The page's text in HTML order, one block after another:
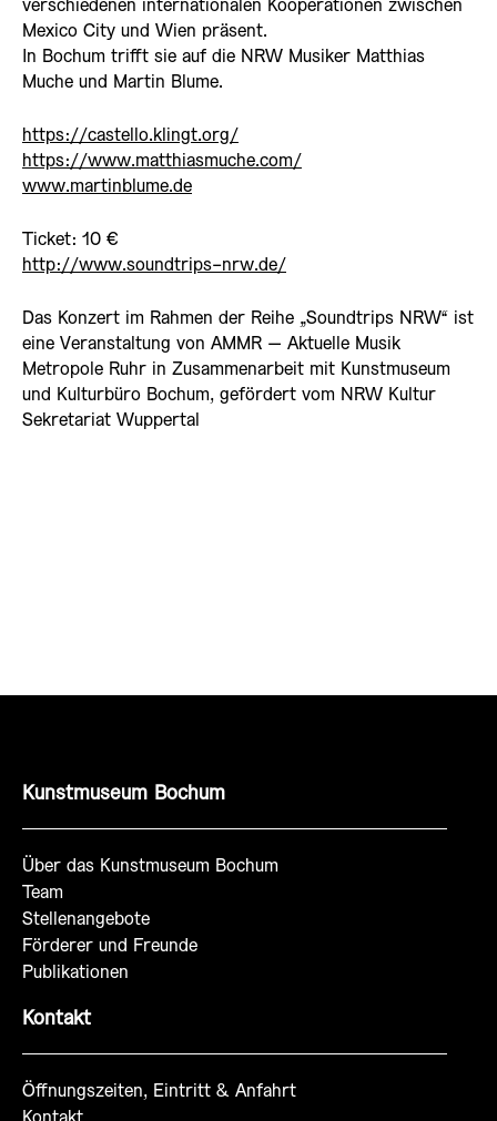
verschiedenen internationalen Kooperationen zwischen
Mexico City und Wien präsent.
In Bochum trifft sie auf die NRW Musiker Matthias
Muche und Martin Blume.
https://castello.klingt.org/
https://www.matthiasmuche.com/
www.martinblume.de
Ticket: 10 €
http://www.soundtrips-nrw.de/
Das Konzert im Rahmen der Reihe „Soundtrips NRW“ ist
eine Veranstaltung von AMMR – Aktuelle Musik
Metropole Ruhr in Zusammenarbeit mit Kunstmuseum
und Kulturbüro Bochum, gefördert vom NRW Kultur
Sekretariat Wuppertal
Kunstmuseum Bochum
Über das Kunstmuseum Bochum
Team
Stellenangebote
Förderer und Freunde
Publikationen
Kontakt
Öffnungszeiten, Eintritt & Anfahrt